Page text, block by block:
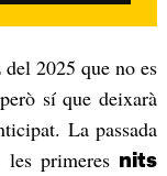
del 2025 que no es
sí que deixarà
La passada
primeres nits